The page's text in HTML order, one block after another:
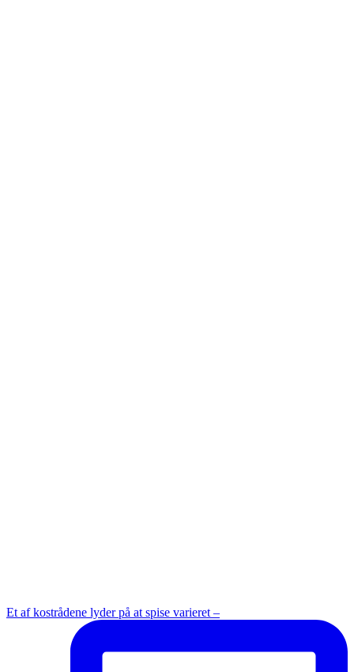
Et af kostrådene lyder på at spise varieret –